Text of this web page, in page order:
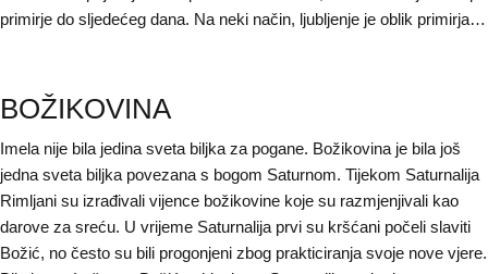
primirje do sljedećeg dana. Na neki način, ljubljenje je oblik primirja…
BOŽIKOVINA
Imela nije bila jedina sveta biljka za pogane. Božikovina je bila još
jedna sveta biljka povezana s bogom Saturnom. Tijekom Saturnalija
Rimljani su izrađivali vijence božikovine koje su razmjenjivali kao
darove za sreću. U vrijeme Saturnalija prvi su kršćani počeli slaviti
Božić, no često su bili progonjeni zbog prakticiranja svoje nove vjere.